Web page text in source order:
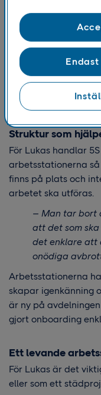
sätt och olika
frustration
på rätt saker.
I det dagliga
ordning och
som finns beskrivet
Struktur som
För Lukas handlar
arbetsstationerna
finns på plats och
arbetet ska utföras.
– Man tar bort
att det som
det enklare att
onödiga
Arbetsstationerna
skapar igenkänning
är ny på
gjort onboarding
Ett levande
För Lukas är det
eller som ett